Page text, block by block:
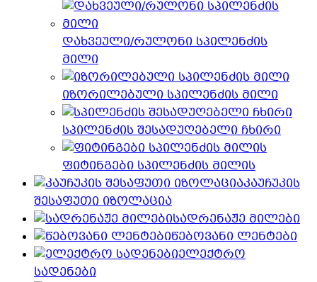
დახვეული/რულონი სპილენძის
მილი
იზორილებული სპილენძის მილი
სპილენძის შესადუღებელი ჩხირი
ფიტინგები სპილენძის მილის
კაუჩუკის
შესაფუთი იზოლაცია
სადრენაჟე მილები
წებოვანი ლენტები
ელექტრო
სადენები